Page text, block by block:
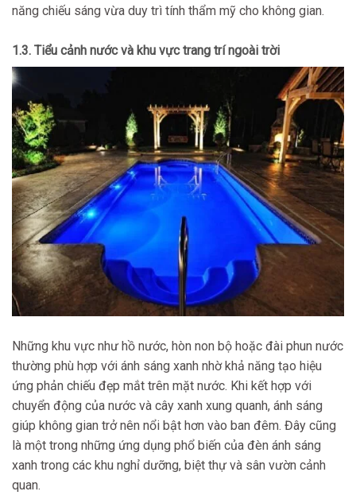
năng chiếu sáng vừa duy trì tính thẩm mỹ cho không gian.
1.3. Tiểu cảnh nước và khu vực trang trí ngoài trời
Những khu vực như hồ nước, hòn non bộ hoặc đài phun nước
thường phù hợp với ánh sáng xanh nhờ khả năng tạo hiệu
ứng phản chiếu đẹp mắt trên mặt nước. Khi kết hợp với
chuyển động của nước và cây xanh xung quanh, ánh sáng
giúp không gian trở nên nổi bật hơn vào ban đêm. Đây cũng
là một trong những ứng dụng phổ biến của đèn ánh sáng
xanh trong các khu nghỉ dưỡng, biệt thự và sân vườn cảnh
quan.